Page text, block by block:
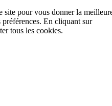
site pour vous donner la
En cliquant sur
tous les cookies.